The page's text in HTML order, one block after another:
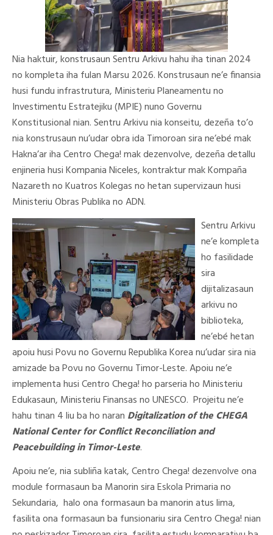
Nia haktuir, konstrusaun Sentru Arkivu hahu iha tinan 2024
no kompleta iha fulan Marsu 2026. Konstrusaun ne’e finansia
husi fundu infrastrutura, Ministeriu Planeamentu no
Investimentu Estratejiku (MPIE) nuno Governu
Konstitusional nian. Sentru Arkivu nia konseitu, dezeña to’o
nia konstrusaun nu’udar obra ida Timoroan sira ne’ebé mak
Hakna’ar iha Centro Chega! mak dezenvolve, dezeña detallu
enjineria husi Kompania Niceles, kontraktur mak Kompaña
Nazareth no Kuatros Kolegas no hetan supervizaun husi
Ministeriu Obras Publika no ADN.
Sentru Arkivu
ne’e kompleta
ho fasilidade
sira
dijitalizasaun
arkivu no
biblioteka,
ne’ebé hetan
apoiu husi Povu no Governu Republika Korea nu’udar sira nia
amizade ba Povu no Governu Timor-Leste. Apoiu ne’e
implementa husi Centro Chega! ho parseria ho Ministeriu
Edukasaun, Ministeriu Finansas no UNESCO. Projeitu ne’e
hahu tinan 4 liu ba ho naran Digitalization of the CHEGA
National Center for Conflict Reconciliation and
Peacebuilding in Timor-Leste.
Apoiu ne’e, nia subliña katak, Centro Chega! dezenvolve ona
module formasaun ba Manorin sira Eskola Primaria no
Sekundaria, halo ona formasaun ba manorin atus lima,
fasilita ona formasaun ba funsionariu sira Centro Chega! nian